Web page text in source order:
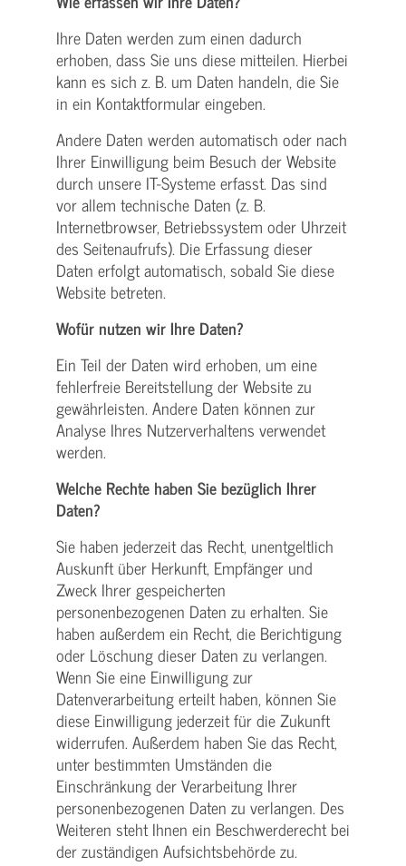
Ihre Daten werden zum einen dadurch
erhoben, dass Sie uns diese mitteilen. Hierbei
kann es sich z. B. um Daten handeln, die Sie
in ein Kontaktformular eingeben.
Andere Daten werden automatisch oder nach
Ihrer Einwilligung beim Besuch der Website
durch unsere IT-Systeme erfasst. Das sind
vor allem technische Daten (z. B.
Internetbrowser, Betriebssystem oder Uhrzeit
des Seitenaufrufs). Die Erfassung dieser
Daten erfolgt automatisch, sobald Sie diese
Website betreten.
Wofür nutzen wir Ihre Daten?
Ein Teil der Daten wird erhoben, um eine
fehlerfreie Bereitstellung der Website zu
gewährleisten. Andere Daten können zur
Analyse Ihres Nutzerverhaltens verwendet
werden.
Welche Rechte haben Sie bezüglich Ihrer
Daten?
Sie haben jederzeit das Recht, unentgeltlich
Auskunft über Herkunft, Empfänger und
Zweck Ihrer gespeicherten
personenbezogenen Daten zu erhalten. Sie
haben außerdem ein Recht, die Berichtigung
oder Löschung dieser Daten zu verlangen.
Wenn Sie eine Einwilligung zur
Datenverarbeitung erteilt haben, können Sie
diese Einwilligung jederzeit für die Zukunft
widerrufen. Außerdem haben Sie das Recht,
unter bestimmten Umständen die
Einschränkung der Verarbeitung Ihrer
personenbezogenen Daten zu verlangen. Des
Weiteren steht Ihnen ein Beschwerderecht bei
der zuständigen Aufsichtsbehörde zu.